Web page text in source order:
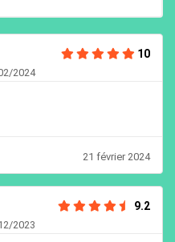
10
2024
21 février 2024
9.2
2023